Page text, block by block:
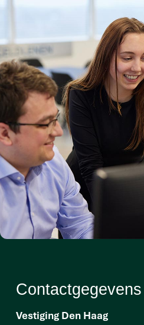
Contactgegevens
Vestiging Den Haag